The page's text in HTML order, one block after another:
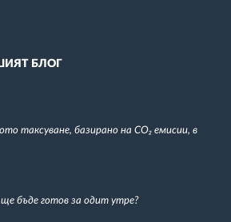
БЛОГ
таксуване, базирано на CO₂ емисии, в
бъде готов за одит утре?